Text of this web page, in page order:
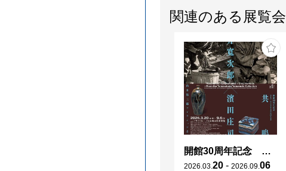
関連のある展覧会
開館30周年記念 山本爲三郎・河井寬次郎没後60年記念 「共鳴 河井寬次郎 × 濱田庄司 ー山本爲三郎コレクションより」
2026 03 20 - 2026 09 06